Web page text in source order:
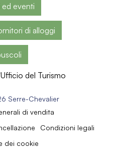
ed eventi
di alloggi
del Turismo
Serre-Chevalier
di vendita
Condizioni legali
dei cookie